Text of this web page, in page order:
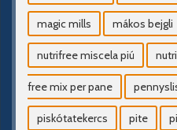
magic mills mákos bejgli
nutrifree miscela piú
free mix per pane
piskótatekercs pite